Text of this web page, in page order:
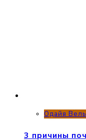
Одайя
3 причины